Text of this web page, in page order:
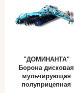
"ДОМИНАНТА"
Борона дисковая
мульчирующая
полуприцепная